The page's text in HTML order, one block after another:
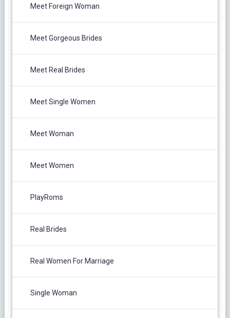
Meet Foreign Woman
Meet Gorgeous Brides
Meet Real Brides
Meet Single Women
Meet Woman
Meet Women
PlayRoms
Real Brides
Real Women For Marriage
Single Woman